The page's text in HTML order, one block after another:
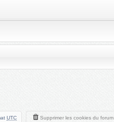
UTC Supprimer les cookies du forum